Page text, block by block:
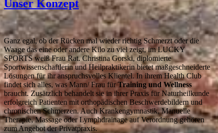
Unser Konzept
Ganz egal, ob der Rücken mal wieder richtig Schmerzt oder die
Waage das eine oder andere Kilo zu viel zeigt, im LUCKY
SPORTS weiß Frau Rat. Christina Gorski, diplomierte
Sportwissenschaftlerin und Heilpraktikerin bietet maßgeschneiderte
Lösungen für ihr anspruchsvolles Klientel. In ihrem Health Club
findet sich alles, was Mann/ Frau fürTraining und Wellness
braucht. Zusätzlich behandelt sie in ihrer Praxis für Naturheilkunde
erfolgreich Patienten mit orthopädischen Beschwerdebildern und
chronischen Schmerzen. Auch Krankengymnastik, Manuelle
Therapie, Massage oder Lymphdrainage auf Verordnung gehören
zum Angebot der Privatpraxis.